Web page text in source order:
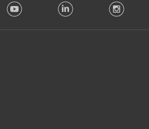
Youtube LinkedIn